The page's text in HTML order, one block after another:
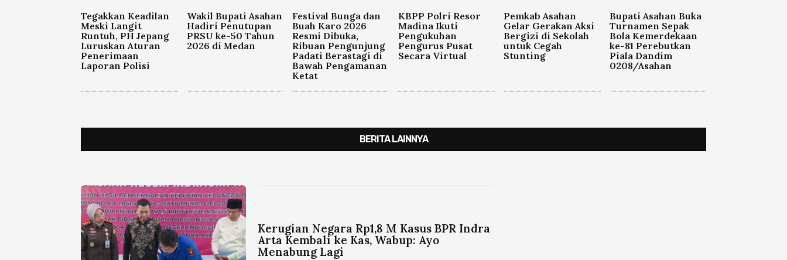
Tegakkan Keadilan
Meski Langit
Runtuh, PH Jepang
Luruskan Aturan
Penerimaan
Laporan Polisi
Wakil Bupati Asahan
Hadiri Penutupan
PRSU ke-50 Tahun
2026 di Medan
Festival Bunga dan
Buah Karo 2026
Resmi Dibuka,
Ribuan Pengunjung
Padati Berastagi di
Bawah Pengamanan
Ketat
KBPP Polri Resor
Madina Ikuti
Pengukuhan
Pengurus Pusat
Secara Virtual
Pemkab Asahan
Gelar Gerakan Aksi
Bergizi di Sekolah
untuk Cegah
Stunting
Bupati Asahan Buka
Turnamen Sepak
Bola Kemerdekaan
ke-81 Perebutkan
Piala Dandim
0208/Asahan
BERITA LAINNYA
Kerugian Negara Rp1,8 M Kasus BPR Indra
Arta Kembali ke Kas, Wabup: Ayo
Menabung Lagi